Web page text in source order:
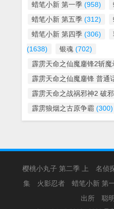
蜡笔小新 第一季 (958)
蜡笔小新 第五季 (312)
蜡笔小新 第四季 (306)
(1638)
银魂 (702)
霹雳天命之仙魔鏖锋2斩魔
霹雳天命之仙魔鏖锋 普通
霹雳天命之战祸邪神2 破
霹雳狼烟之古原争霸 (300)
樱桃小丸子 第二季 上 名侦
集
火影忍者 蜡笔小新 第
出所
聪